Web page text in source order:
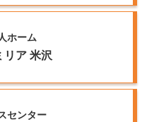
ホーム
リア米沢
センター